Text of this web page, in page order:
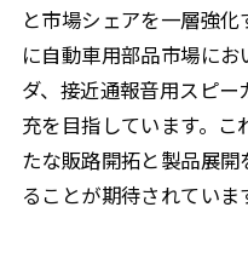
と市場シェアを一層強
に自動車用部品市場に
ダ、接近通報音用スピ
充を目指しています。
たな販路開拓と製品展
ることが期待されていま